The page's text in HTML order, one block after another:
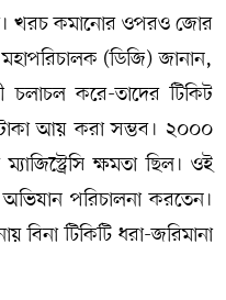
খরচ কমানোর ওপরও জোর
(ডিজি) জানান,
চলাচল করে-তাদের টিকিট
টাকা আয় করা সম্ভব। ২০০০
ক্ষমতা ছিল। ওই
অভিযান পরিচালনা করতেন।
বিনা টিকিটি ধরা-জরিমানা